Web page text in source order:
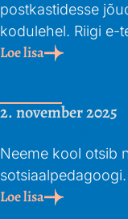
postkastidesse
kodulehel. Riigi e-
Loe lisa
2. november 2025
Neeme kool otsib
sotsiaalpedagoogi.
Loe lisa